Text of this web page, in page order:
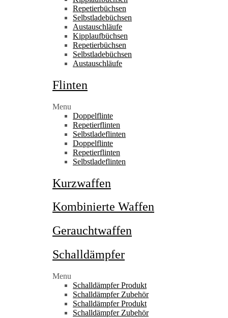
Repetierbüchsen
Selbstladebüchsen
Austauschläufe
Kipplaufbüchsen
Repetierbüchsen
Selbstladebüchsen
Austauschläufe
Flinten
Menu
Doppelflinte
Repetierflinten
Selbstladeflinten
Doppelflinte
Repetierflinten
Selbstladeflinten
Kurzwaffen
Kombinierte Waffen
Gerauchtwaffen
Schalldämpfer
Menu
Schalldämpfer Produkt
Schalldämpfer Zubehör
Schalldämpfer Produkt
Schalldämpfer Zubehör